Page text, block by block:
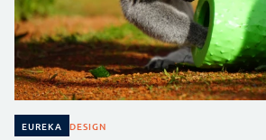
EUREKA DESIGN